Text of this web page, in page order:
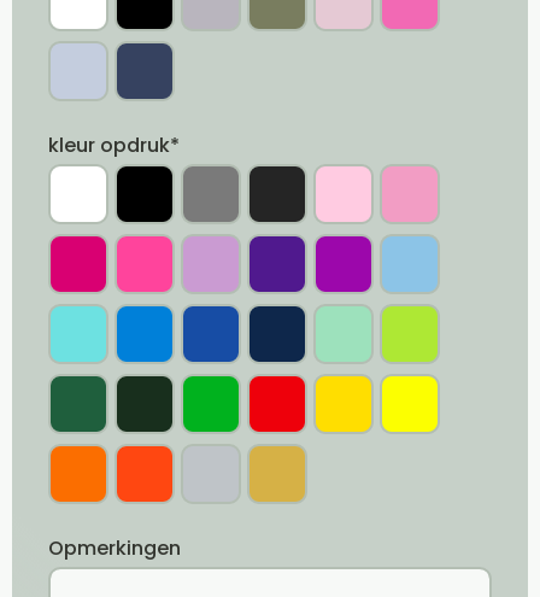
kleur opdruk*
Opmerkingen